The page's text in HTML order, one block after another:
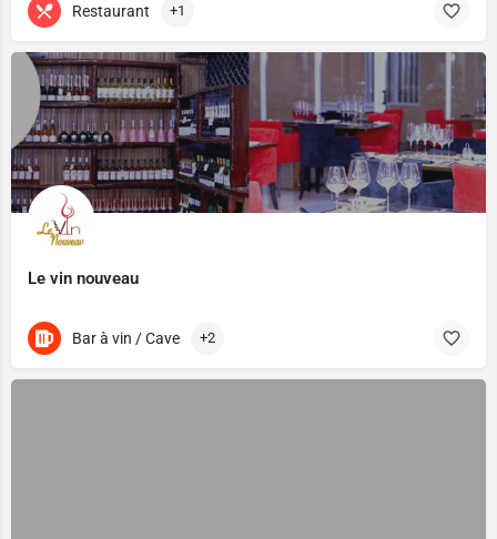
Restaurant +1
Le vin nouveau
Bar à vin / Cave +2